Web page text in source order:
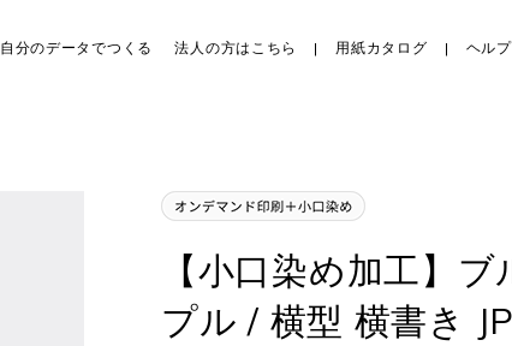
自分のデータでつくる 法人の方はこちら 用紙カタログ ヘルプ
【小口染め加工】
プル / 横型 横書き